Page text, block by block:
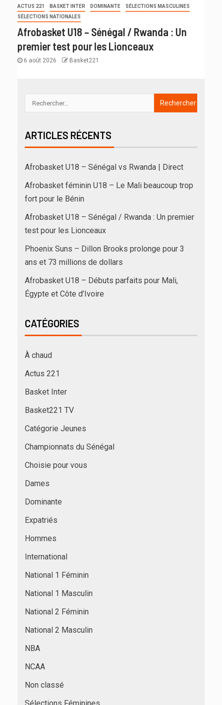
ACTUS 221 BASKET INTER DOMINANTE
SÉLECTIONS MASCULINES
SÉLECTIONS NATIONALES
Afrobasket U18 – Sénégal / Rwanda : Un
premier test pour les Lionceaux
6 août 2026 Basket221
ARTICLES RÉCENTS
Afrobasket U18 – Sénégal vs Rwanda | Direct
Afrobasket féminin U18 – Le Mali beaucoup trop
fort pour le Bénin
Afrobasket U18 – Sénégal / Rwanda : Un premier
test pour les Lionceaux
Phoenix Suns – Dillon Brooks prolonge pour 3
ans et 73 millions de dollars
Afrobasket U18 – Débuts parfaits pour Mali,
Égypte et Côte d’Ivoire
CATÉGORIES
À chaud
Actus 221
Basket Inter
Basket221 TV
Catégorie Jeunes
Championnats du Sénégal
Choisie pour vous
Dames
Dominante
Expatriés
Hommes
International
National 1 Féminin
National 1 Masculin
National 2 Féminin
National 2 Masculin
NBA
NCAA
Non classé